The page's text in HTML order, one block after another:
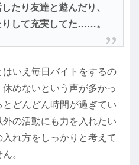
たり友達と遊んだり、
して充実してた……。
いえ毎日バイトをするの
めないという声が多かっ
どんどん時間が過ぎてい
の活動にも力を入れたい
れ方をしっかりと考えて
。